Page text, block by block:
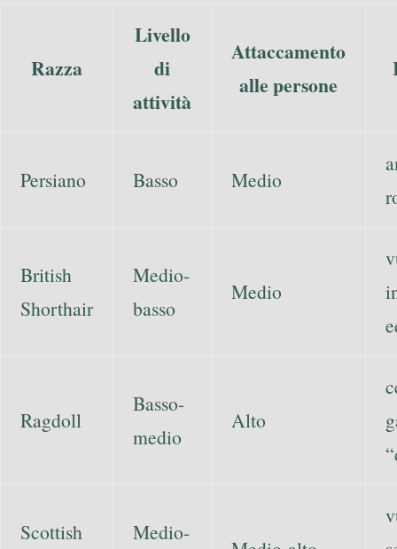
Razza
Livello
di
attività
Attaccamento
alle persone
Persiano Basso Medio
British
Shorthair
Medio-
basso
Medio
Ragdoll
Basso-
medio
Alto
Scottish Medio-